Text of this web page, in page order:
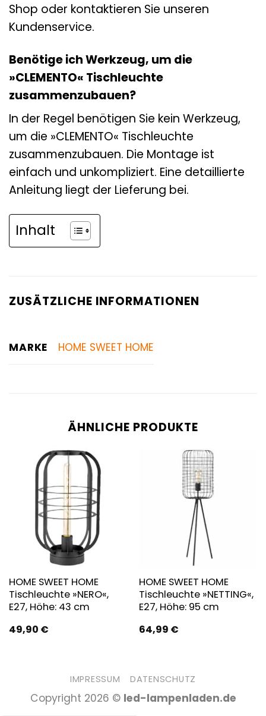
Shop oder kontaktieren Sie unseren
Kundenservice.
Benötige ich Werkzeug, um die
»CLEMENTO« Tischleuchte
zusammenzubauen?
In der Regel benötigen Sie kein Werkzeug,
um die »CLEMENTO« Tischleuchte
zusammenzubauen. Die Montage ist
einfach und unkompliziert. Eine detaillierte
Anleitung liegt der Lieferung bei.
Inhalt
ZUSÄTZLICHE INFORMATIONEN
MARKE HOME SWEET HOME
ÄHNLICHE PRODUKTE
HOME SWEET HOME
Tischleuchte »NERO«,
E27, Höhe: 43 cm
49,90 €
HOME SWEET HOME
Tischleuchte »NETTING«,
E27, Höhe: 95 cm
64,99 €
IMPRESSUM DATENSCHUTZ
Copyright 2026 © led-lampenladen.de